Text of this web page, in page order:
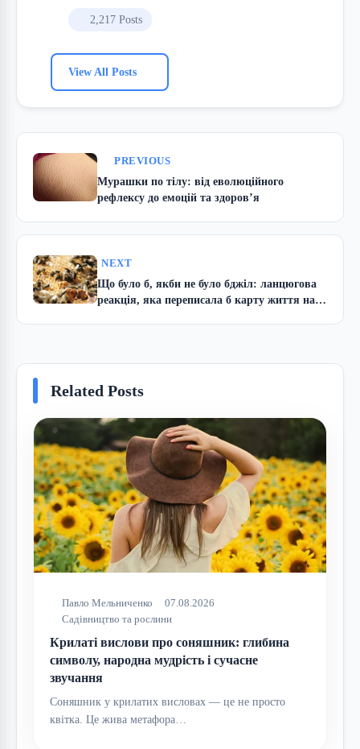
2,217 Posts
View All Posts
PREVIOUS
Мурашки по тілу: від еволюційного
рефлексу до емоцій та здоров’я
NEXT
Що було б, якби не було бджіл: ланцюгова
реакція, яка переписала б карту життя на
Related Posts
Павло Мельниченко
07.08.2026
Садівництво та рослини
Крилаті вислови про соняшник: глибина
символу, народна мудрість і сучасне
звучання
Соняшник у крилатих висловах — це не просто
квітка. Це жива метафора…